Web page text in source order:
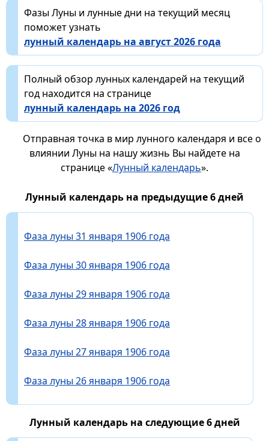
Фазы Луны и лунные дни на текущий месяц
поможет узнать
лунный календарь на август 2026 года
Полный обзор лунных календарей на текущий
год находится на странице
лунный календарь на 2026 год
Отправная точка в мир лунного календаря и все о
влиянии Луны на нашу жизнь Вы найдете на
странице «Лунный календарь».
Лунный календарь на предыдущие 6 дней
Фаза луны 31 января 1906 года
Фаза луны 30 января 1906 года
Фаза луны 29 января 1906 года
Фаза луны 28 января 1906 года
Фаза луны 27 января 1906 года
Фаза луны 26 января 1906 года
Лунный календарь на следующие 6 дней